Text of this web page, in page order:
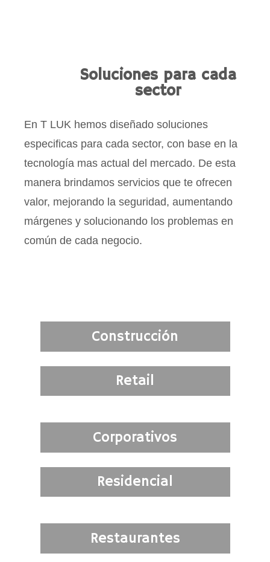
Soluciones para cada
sector
En T LUK hemos diseñado soluciones
especificas para cada sector, con base en la
tecnología mas actual del mercado. De esta
manera brindamos servicios que te ofrecen
valor, mejorando la seguridad, aumentando
márgenes y solucionando los problemas en
común de cada negocio.
Construcción
Retail
Corporativos
Residencial
Restaurantes